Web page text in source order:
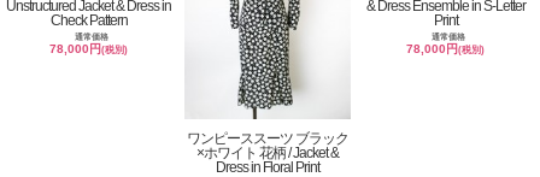
Unstructured Jacket & Dress in
Check Pattern
通常価格
78,000円(税別)
ワンピーススーツ ブラック
×ホワイト 花柄 / Jacket &
Dress in Floral Print
& Dress Ensemble in S-Letter
Print
通常価格
78,000円(税別)